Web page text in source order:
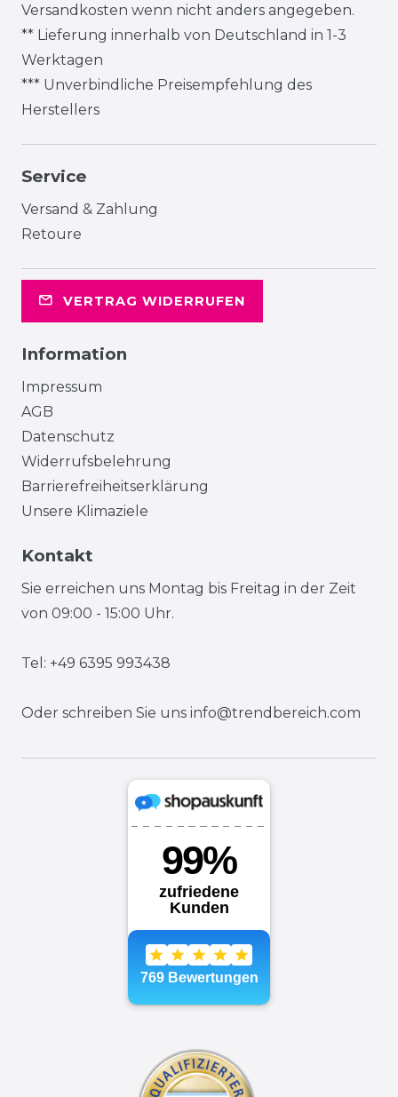
Versandkosten wenn nicht anders angegeben.
** Lieferung innerhalb von Deutschland in 1-3
Werktagen
*** Unverbindliche Preisempfehlung des
Herstellers
Service
Versand & Zahlung
Retoure
VERTRAG WIDERRUFEN
Information
Impressum
AGB
Datenschutz
Widerrufsbelehrung
Barrierefreiheitserklärung
Unsere Klimaziele
Kontakt
Sie erreichen uns Montag bis Freitag in der Zeit
von 09:00 - 15:00 Uhr.
Tel: +49 6395 993438
Oder schreiben Sie uns info@trendbereich.com